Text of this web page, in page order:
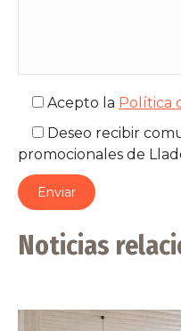
Acepto la Política
Deseo recibir
promocionales de
Noticias